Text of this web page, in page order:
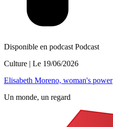
Disponible en podcast Podcast
Culture | Le 19/06/2026
Elisabeth Moreno, woman's power
Un monde, un regard